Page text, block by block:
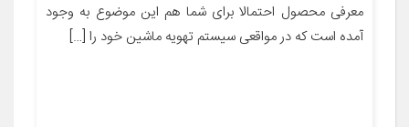
معرفی محصول احتمالا برای شما هم این موضوع به وجود
آمده است که در مواقعی سیستم تهویه ماشین خود را […]